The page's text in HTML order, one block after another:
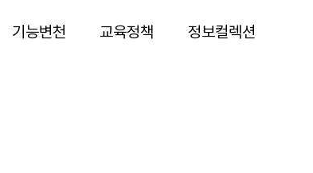
기능변천 교육정책 정보컬렉션